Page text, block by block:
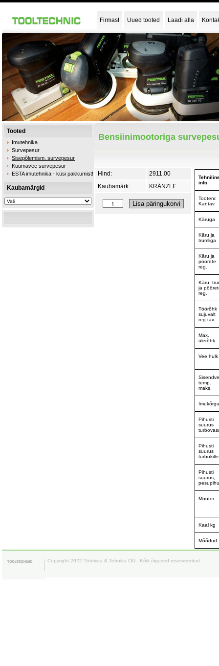
Firmast Uued tooted Laadi alla
Tooted
Imutehnika
Survepesur
Sisepõlemism. survepesur
Kuumavee survepesur
ESTA imutehnika - küsi pakkumist!
Kaubamärgid
Bensiinimootoriga
Hind:
2911.00
Kaubamärk:
KRÄNZLE
info
Tootenr.
Kantav
Käruga
Käru ja
trumliga
Käru ja
pöörete
reg.
Käru,
ja
reg.
Töörõhk
sujuvalt
reg.tav
Max.
ülerõhk
Vee hulk
temp.
maks.
Pihusti
suurus
Pihusti
suurus
Pihusti
suurus,
Mootor
Kaal kg
Mõõdud
Copyright 2022 Tööriista & Tehnika OÜ . Kõik õigused reserveeritud.